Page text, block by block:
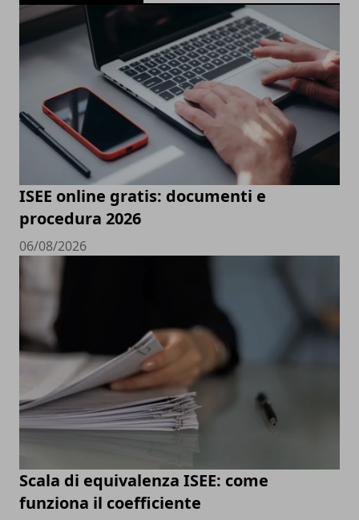
ISEE online gratis: documenti e
procedura 2026
06/08/2026
Scala di equivalenza ISEE: come
funziona il coefficiente